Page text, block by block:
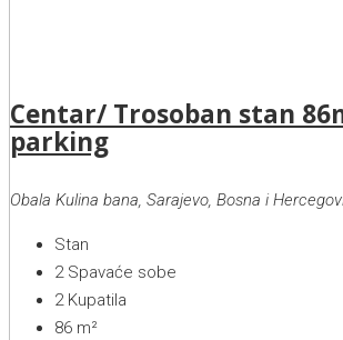
Centar/ Trosoban stan
parking
Obala Kulina bana, Sarajevo, Bosna i
Stan
2 Spavaće sobe
2 Kupatila
86 m²